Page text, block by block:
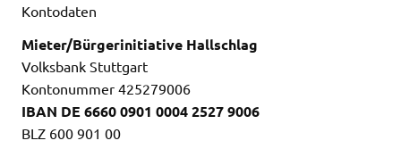
Kontodaten
Mieter/Bürgerinitiative Hallschlag
Volksbank Stuttgart
Kontonummer 425279006
IBAN DE 6660 0901 0004 2527 9006
BLZ 600 901 00